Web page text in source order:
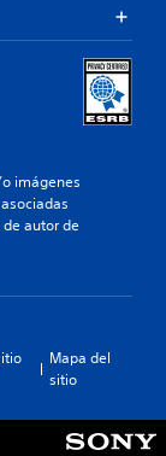
imágenes
autor de
Mapa del
sitio